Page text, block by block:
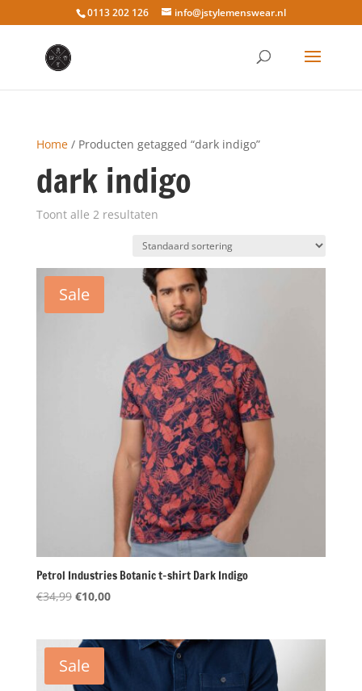
0113 202 126 info@jstylemenswear.nl
Home/ Producten getagged “dark indigo”
dark indigo
Toont alle 2 resultaten
Sale
Petrol Industries Botanic t-shirt Dark Indigo
€34,99 Oorspronkelijke
€34,99.
€10,00Huidige
€10,00.
Sale